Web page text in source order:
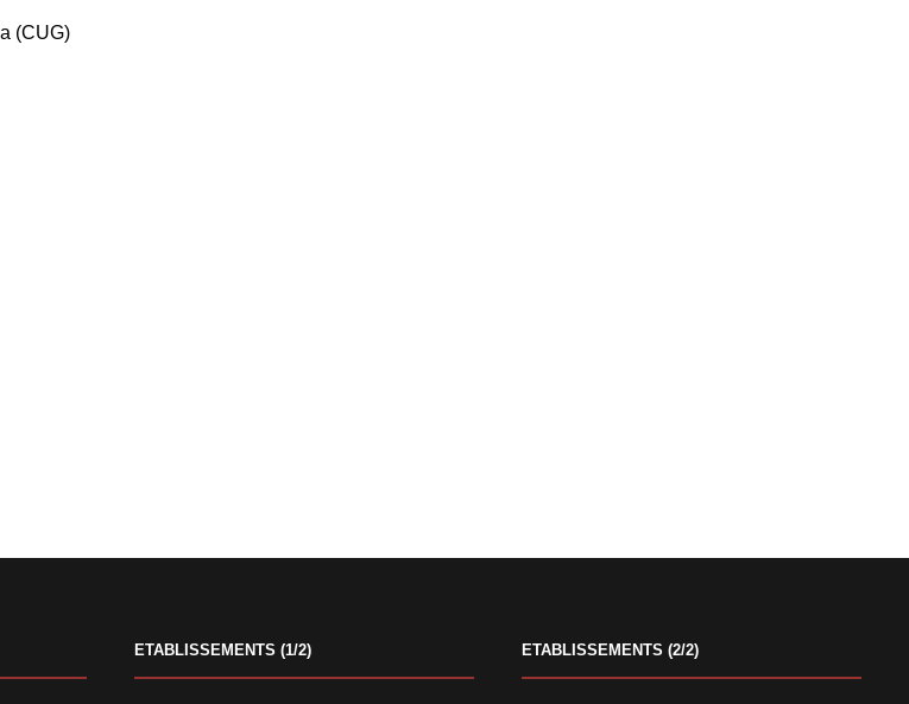
(CUG)
ETABLISSEMENTS (1/2) ETABLISSEMENTS (2/2)